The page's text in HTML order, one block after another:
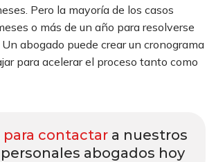
Pero la mayoría de los casos
o más de un año para resolverse
abogado puede crear un cronograma
para acelerar el proceso tanto como
para contactara nuestros
abogados hoy